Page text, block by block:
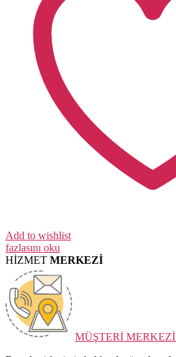
Add to wishlist
fazlasını oku
HİZMET MERKEZİ
MÜŞTERİ MERKEZİ